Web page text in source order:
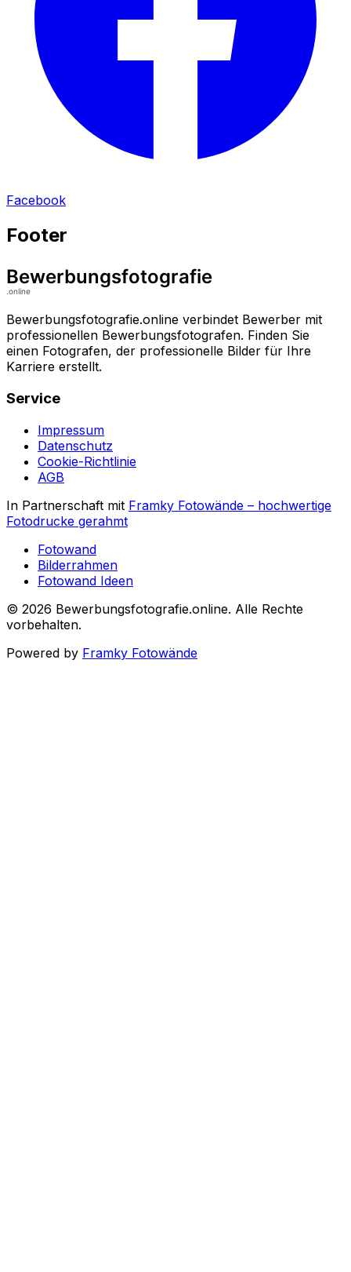
Facebook
Footer
Bewerbungsfotografie.online verbindet Bewerber mit
professionellen Bewerbungsfotografen. Finden Sie
einen Fotografen, der professionelle Bilder für Ihre
Karriere erstellt.
Service
Impressum
Datenschutz
Cookie-Richtlinie
AGB
In Partnerschaft mit Framky Fotowände – hochwertige
Fotodrucke gerahmt
Fotowand
Bilderrahmen
Fotowand Ideen
© 2026 Bewerbungsfotografie.online. Alle Rechte
vorbehalten.
Powered by Framky Fotowände